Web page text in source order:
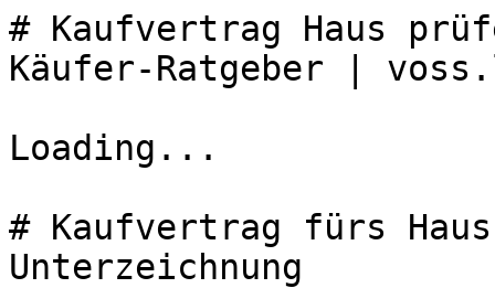
# Kaufvertrag Haus
Käufer-Ratgeber |
Loading...
# Kaufvertrag fürs
Unterzeichnung